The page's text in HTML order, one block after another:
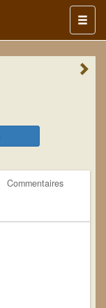
Menu
Commentaires